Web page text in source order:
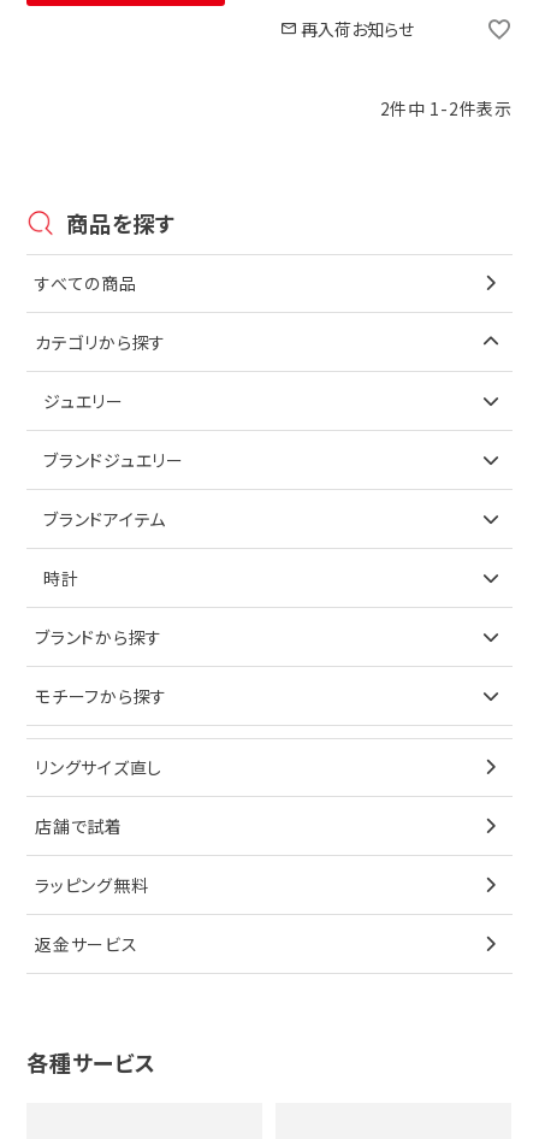
再入荷お知らせ
2件中 1 -2件表示
商品を探す
すべての商品
カテゴリから探す
ジュエリー
アイテムで探す
ブレスレット
ペンダントトップ
ブローチ
その他
ノーブランドジュエリーをすべて見る
ブランドジュエリー
アイテムで探す
イヤリング
ブレスレット
ペンダントトップ
ブローチ
その他
ティファニー
ブランドアイテム
アイテムで探す
キーケース
サングラス
シューズ
香水
シャネル
時計
ブランドで探す
オメガ
シャネル
タグホイヤー
カルティエ
セイコー
メンズ時計
ブランドから探す
ティファニー
ブルガリ
カルティエ
ウノアエレ
4℃
グッチ
モチーフから探す
星
リボン
花
十字架
リングサイズ直し
店舗で試着
ラッピング無料
返金サービス
各種サービス